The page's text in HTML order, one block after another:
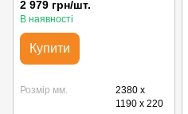
2 979 грн/шт.
В наявності
Купити
Розмір мм.
2380 x
1190 x 220